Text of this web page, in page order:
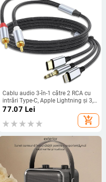
Cablu audio 3-în-1 către 2 RCA cu
intrări Type-C, Apple Lightning și 3,5
mm, 2× RCA ieșiri, conductoare din
cupru fără oxigen, cupru placat cu
staniu, ROHS
77.07 Lei
add_shopping_cart